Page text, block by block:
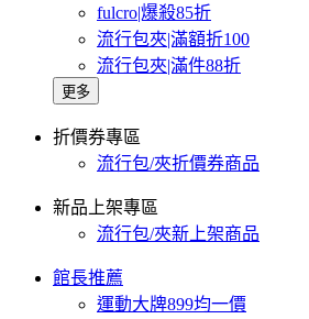
fulcro|爆殺85折
流行包夾|滿額折100
流行包夾|滿件88折
更多
折價券專區
流行包/夾折價券商品
新品上架專區
流行包/夾新上架商品
館長推薦
運動大牌899均一價